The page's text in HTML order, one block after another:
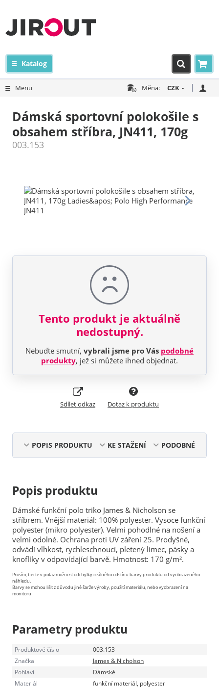
Katalog
Menu Měna: CZK
Dámská sportovní polokošile s
obsahem stříbra, JN411, 170g
003.153
Tento produkt je aktuálně
nedostupný.
Nebuďte smutní, vybrali jsme pro Vás podobné
produkty, jež si můžete ihned objednat.
Sdílet odkaz Dotaz k produktu
POPIS PRODUKTU KE STAŽENÍ PODOBNÉ
Popis produktu
Dámské funkční polo triko James & Nicholson se
stříbrem. Vnější materiál: 100% polyester. Vysoce funkční
polyester (mikro polyester). Velmi pohodlné na nošení a
velmi odolné. Ochrana proti UV záření 25. Prodyšné,
odvádí vlhkost, rychleschnoucí, pletený límec, pásky a
knoflíky v odpovídající barvě. Hmotnost: 170 g/m².
Prosím, berte v potaz možnost odchylky reálného odstínu barvy produktu od vyobrazeného
náhledu.
Barvy se mohou lišit z důvodu jiné šarže výroby, použití materiálu, nebo vyobrazení na
monitoru
Parametry produktu
Produktové číslo
003.153
Značka
James & Nicholson
Pohlaví
Dámské
Materiál
funkční materiál, polyester